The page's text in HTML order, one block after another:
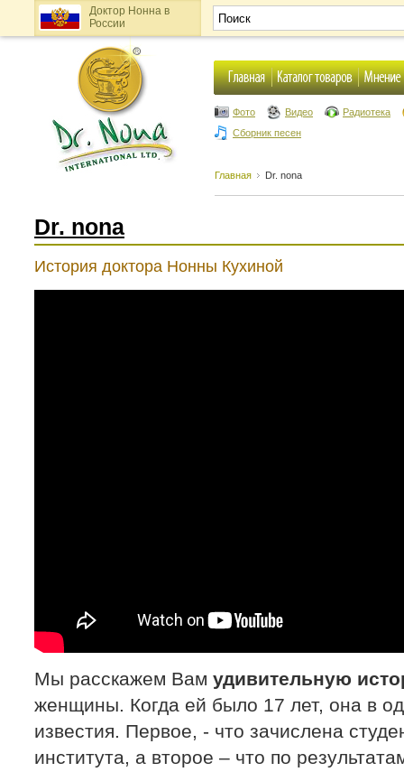
Доктор Нонна в
России
Фото Видео
Радиотека
Сборник песен
Главная Dr. nona
Dr. nona
История доктора Нонны Кухиной
Мы расскажем Вам удивительную
женщины. Когда ей было 17 лет, она в
известия. Первое, - что зачислена
института, а второе – что по